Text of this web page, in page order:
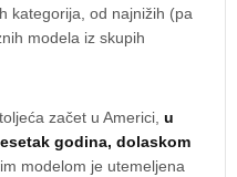
kategorija, od najnižih (pa
modela iz skupih
začet u Americi, u
godina, dolaskom
modelom je utemeljena